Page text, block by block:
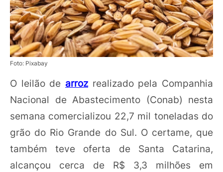
Foto: Pixabay
O leilão de arroz realizado pela Companhia
Nacional de Abastecimento (Conab) nesta
semana comercializou 22,7 mil toneladas do
grão do Rio Grande do Sul. O certame, que
também teve oferta de Santa Catarina,
alcançou cerca de R$ 3,3 milhões em